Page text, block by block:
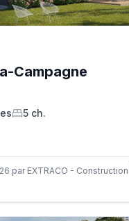
Campagne
s 5 ch.
par EXTRACO - Construction |